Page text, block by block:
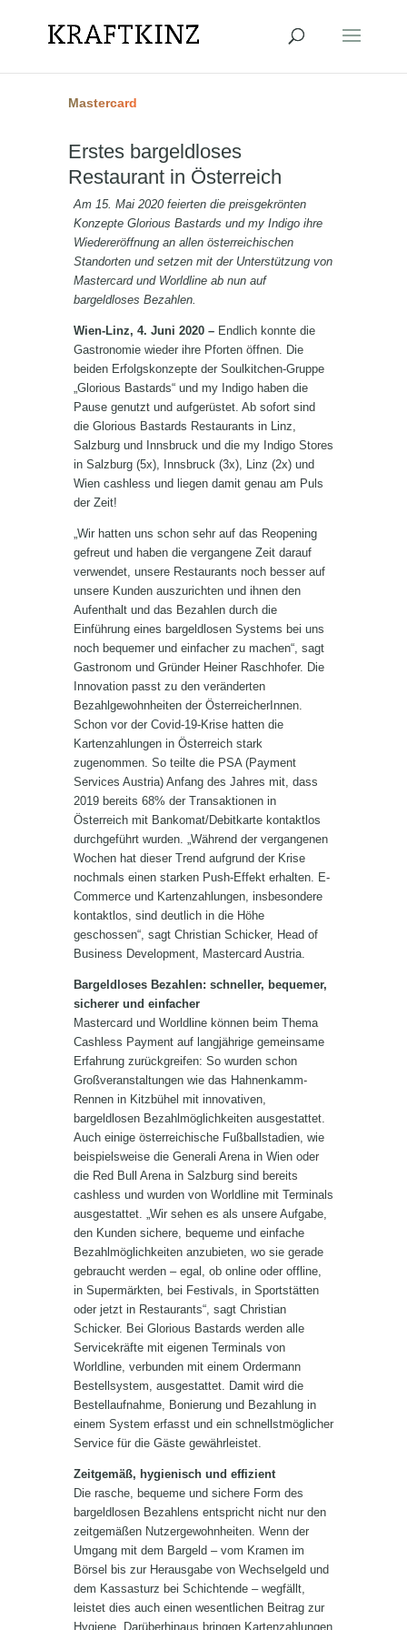
Mastercard
Erstes bargeldloses
Restaurant in Österreich
Am 15. Mai 2020 feierten die preisgekrönten
Konzepte Glorious Bastards und my Indigo ihre
Wiedereröffnung an allen österreichischen
Standorten und setzen mit der Unterstützung von
Mastercard und Worldline ab nun auf
bargeldloses Bezahlen.
Wien-Linz, 4. Juni 2020 – Endlich konnte die
Gastronomie wieder ihre Pforten öffnen. Die
beiden Erfolgskonzepte der Soulkitchen-Gruppe
„Glorious Bastards“ und my Indigo haben die
Pause genutzt und aufgerüstet. Ab sofort sind
die Glorious Bastards Restaurants in Linz,
Salzburg und Innsbruck und die my Indigo Stores
in Salzburg (5x), Innsbruck (3x), Linz (2x) und
Wien cashless und liegen damit genau am Puls
der Zeit!
„Wir hatten uns schon sehr auf das Reopening
gefreut und haben die vergangene Zeit darauf
verwendet, unsere Restaurants noch besser auf
unsere Kunden auszurichten und ihnen den
Aufenthalt und das Bezahlen durch die
Einführung eines bargeldlosen Systems bei uns
noch bequemer und einfacher zu machen“, sagt
Gastronom und Gründer Heiner Raschhofer. Die
Innovation passt zu den veränderten
Bezahlgewohnheiten der ÖsterreicherInnen.
Schon vor der Covid-19-Krise hatten die
Kartenzahlungen in Österreich stark
zugenommen. So teilte die PSA (Payment
Services Austria) Anfang des Jahres mit, dass
2019 bereits 68% der Transaktionen in
Österreich mit Bankomat/Debitkarte kontaktlos
durchgeführt wurden. „Während der vergangenen
Wochen hat dieser Trend aufgrund der Krise
nochmals einen starken Push-Effekt erhalten. E-
Commerce und Kartenzahlungen, insbesondere
kontaktlos, sind deutlich in die Höhe
geschossen“, sagt Christian Schicker, Head of
Business Development, Mastercard Austria.
Bargeldloses Bezahlen: schneller, bequemer,
sicherer und einfacher
Mastercard und Worldline können beim Thema
Cashless Payment auf langjährige gemeinsame
Erfahrung zurückgreifen: So wurden schon
Großveranstaltungen wie das Hahnenkamm-
Rennen in Kitzbühel mit innovativen,
bargeldlosen Bezahlmöglichkeiten ausgestattet.
Auch einige österreichische Fußballstadien, wie
beispielsweise die Generali Arena in Wien oder
die Red Bull Arena in Salzburg sind bereits
cashless und wurden von Worldline mit Terminals
ausgestattet. „Wir sehen es als unsere Aufgabe,
den Kunden sichere, bequeme und einfache
Bezahlmöglichkeiten anzubieten, wo sie gerade
gebraucht werden – egal, ob online oder offline,
in Supermärkten, bei Festivals, in Sportstätten
oder jetzt in Restaurants“, sagt Christian
Schicker. Bei Glorious Bastards werden alle
Servicekräfte mit eigenen Terminals von
Worldline, verbunden mit einem Ordermann
Bestellsystem, ausgestattet. Damit wird die
Bestellaufnahme, Bonierung und Bezahlung in
einem System erfasst und ein schnellstmöglicher
Service für die Gäste gewährleistet.
Zeitgemäß, hygienisch und effizient
Die rasche, bequeme und sichere Form des
bargeldlosen Bezahlens entspricht nicht nur den
zeitgemäßen Nutzergewohnheiten. Wenn der
Umgang mit dem Bargeld – vom Kramen im
Börsel bis zur Herausgabe von Wechselgeld und
dem Kassasturz bei Schichtende – wegfällt,
leistet dies auch einen wesentlichen Beitrag zur
Hygiene. Darüberhinaus bringen Kartenzahlungen